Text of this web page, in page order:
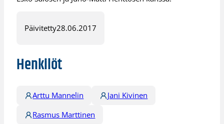
Päivitetty28.06.2017
Henkilöt
Arttu Mannelin
Jani Kivinen
Rasmus Marttinen